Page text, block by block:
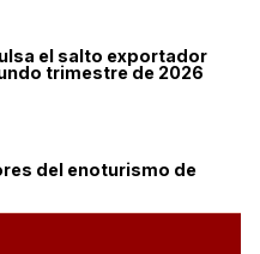
el salto exportador
trimestre de 2026
del enoturismo de